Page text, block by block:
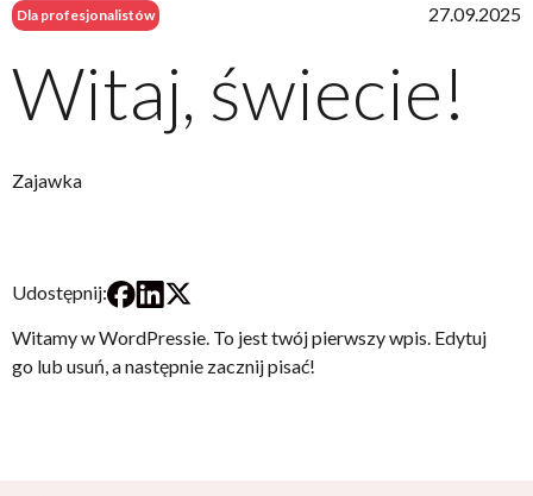
Dla profesjonalistów 27.09.2025
Witaj, świecie!
Zajawka
Udostępnij:
Witamy w WordPressie. To jest twój pierwszy wpis. Edytuj
go lub usuń, a następnie zacznij pisać!